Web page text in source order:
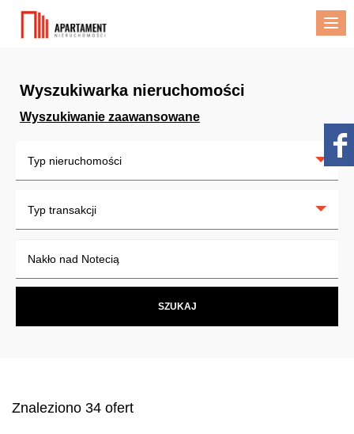
Wyszukiwarka nieruchomości
Wyszukiwanie zaawansowane
Typ nieruchomości
Typ transakcji
Znaleziono 34 ofert